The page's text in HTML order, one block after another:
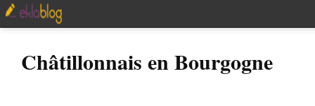
Châtillonnais en Bourgogne